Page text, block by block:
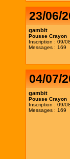
23/06/
gambit
Pousse Crayon
Inscription : 09/
Messages : 169
04/07/
gambit
Pousse Crayon
Inscription : 09/
Messages : 169